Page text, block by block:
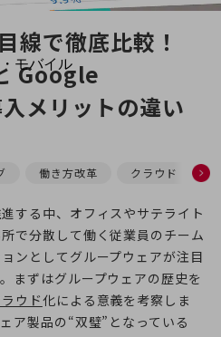
モバイル
線で徹底比較！
Google
メリットの違い
働き方改革 クラウド
する中、オフィスやサテライト
で分散して働く従業員のチーム
ンとしてグループウェアが注目
まずはグループウェアの歴史を
ウド化による意義を考察しま
ア製品の“双璧”となっている